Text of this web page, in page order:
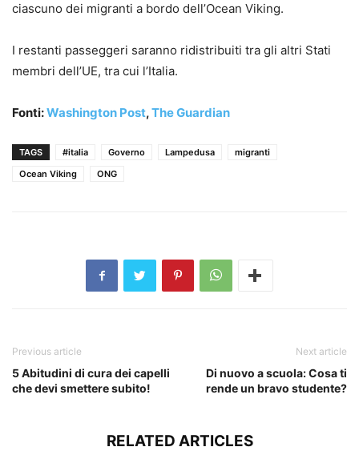
ciascuno dei migranti a bordo dell’Ocean Viking.
I restanti passeggeri saranno ridistribuiti tra gli altri Stati
membri dell’UE, tra cui l’Italia.
Fonti:Washington Post,The Guardian
TAGS #italia Governo Lampedusa
migranti
Ocean Viking
ONG
Previous article
5 Abitudini di cura dei capelli
che devi smettere subito!
Next article
Di nuovo a scuola: Cosa ti
rende un bravo studente?
RELATED ARTICLES